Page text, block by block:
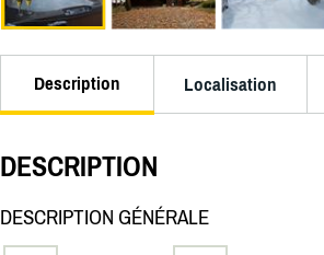
Description Localisation
DESCRIPTION
DESCRIPTION GÉNÉRALE